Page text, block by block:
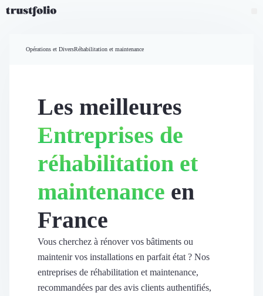
Widgets d'avis
Partage d’avis multicanal
Vidéo de témoignage
Vitrine & média
Suivi du ROI
Voir tous nos avis clients
Accueil
Opérations et DiversRéhabilitation et maintenance
Les meilleures
Entreprises de
réhabilitation et
maintenance en
France
Vous cherchez à rénover vos bâtiments ou
maintenir vos installations en parfait état ? Nos
entreprises de réhabilitation et maintenance,
recommandées par des avis clients authentifiés,